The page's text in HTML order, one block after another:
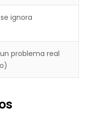
ignora
problema real